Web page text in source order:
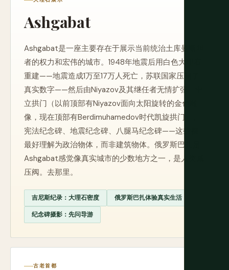
Ashgabat
Ashgabat是一座主要存在于展示当前统治土库曼斯坦
者的权力和宏伟的城市。1948年地震后用白色大理石
重建——地震造成1万至17万人死亡，苏联国家压制了
真实数字——然后由Niyazov及其继任者无情扩张。中
立拱门（以前顶部有Niyazov面向太阳旋转的金色雕
像，现在顶部有Berdimuhamedov时代凯旋拱门）、
宪法纪念碑、地震纪念碑、八腿马纪念碑——这些都
最好理解为政治物体，而非建筑物体。俄罗斯巴扎是
Ashgabat感觉像真实城市的少数地方之一，是人类减
压阀。去那里。
吉尼斯纪录：大理石密度 俄罗斯巴扎体验真实生活
纪念碑摄影：先问导游
古老首都